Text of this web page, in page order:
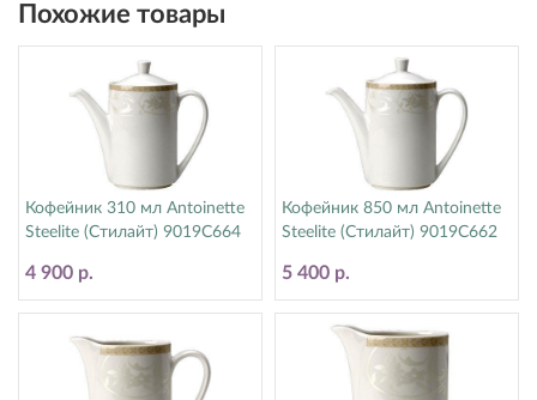
Похожие товары
Кофейник 310 мл Antoinette
Steelite (Стилайт) 9019C664
4 900 р.
Кофейник 850 мл Antoinette
Steelite (Стилайт) 9019C662
5 400 р.